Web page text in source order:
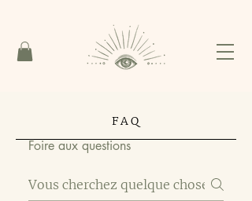
FAQ
Foire aux questions